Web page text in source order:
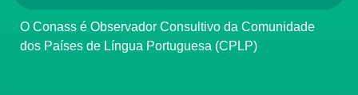
O Conass é Observador Consultivo da Comunidade
dos Países de Língua Portuguesa (CPLP)